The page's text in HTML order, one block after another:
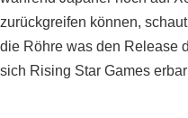
zurückgreifen können,
die Röhre was den Release
sich Rising Star Games